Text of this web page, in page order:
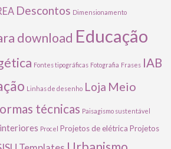
Descontos Dimensionamento
download Educação
Fontes tipográficas Fotografia Frases IAB
Linhas de desenho Loja Meio
técnicas Paisagismo sustentável
Procel Projetos de elétrica Projetos